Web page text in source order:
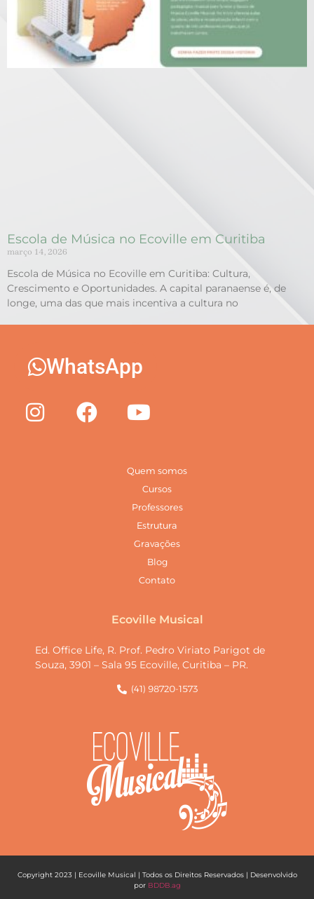
Escola de Música no Ecoville em Curitiba
março 14, 2026
Escola de Música no Ecoville em Curitiba: Cultura,
Crescimento e Oportunidades. A capital paranaense é, de
longe, uma das que mais incentiva a cultura no
WhatsApp
Quem somos
Cursos
Professores
Estrutura
Gravações
Blog
Contato
Ecoville Musical
Ed. Office Life, R. Prof. Pedro Viriato Parigot de
Souza, 3901 – Sala 95 Ecoville, Curitiba – PR.
(41) 98720-1573
Copyright 2023 | Ecoville Musical | Todos os Direitos Reservados | Desenvolvido
por BDDB.ag